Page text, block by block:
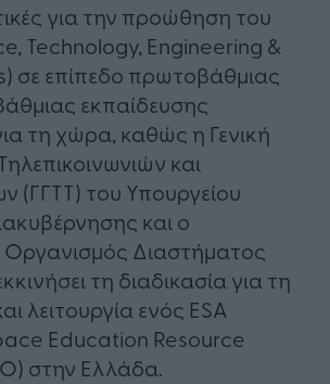
για την προώθηση του
Technology, Engineering &
σε επίπεδο πρωτοβάθμιας
εκπαίδευσης
τη χώρα, καθώς η Γενική
και
(ΓΓΤΤ) του Υπουργείου
και ο
Διαστήματος
τη διαδικασία για τη
λειτουργία ενός ESA
Education Resource
στην Ελλάδα.